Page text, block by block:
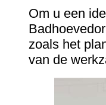
Om u een
zoals het
van de